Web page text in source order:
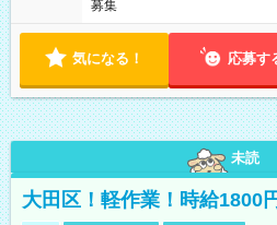
募集
気になる！ 応募す
未読
大田区！軽作業！時給1800